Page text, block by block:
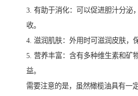
3. 有助于消化：可以促进胆汁分泌
收。
4. 滋润肌肤：外用时可滋润皮肤，
5. 营养丰富：含有多种维生素和矿
益。
需要注意的是，虽然橄榄油具有一